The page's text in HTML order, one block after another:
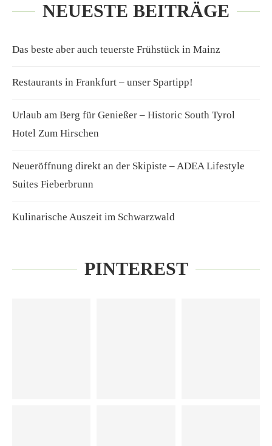
NEUESTE BEITRÄGE
Das beste aber auch teuerste Frühstück in Mainz
Restaurants in Frankfurt – unser Spartipp!
Urlaub am Berg für Genießer – Historic South Tyrol
Hotel Zum Hirschen
Neueröffnung direkt an der Skipiste – ADEA Lifestyle
Suites Fieberbrunn
Kulinarische Auszeit im Schwarzwald
PINTEREST